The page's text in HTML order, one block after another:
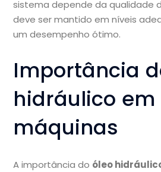
sistema depende da qualidade
deve ser mantido em níveis
um desempenho ótimo.
Importância
hidráulico em
máquinas
A importância do óleo